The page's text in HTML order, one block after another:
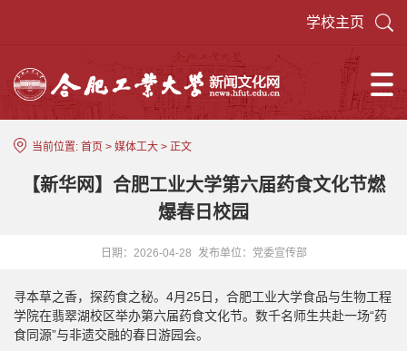
学校主页
当前位置: 首页 > 媒体工大 > 正文
【新华网】合肥工业大学第六届药食文化节燃
爆春日校园
日期：2026-04-28 发布单位：党委宣传部
寻本草之香，探药食之秘。4月25日，合肥工业大学食品与生物工程
学院在翡翠湖校区举办第六届药食文化节。数千名师生共赴一场“药
食同源”与非遗交融的春日游园会。